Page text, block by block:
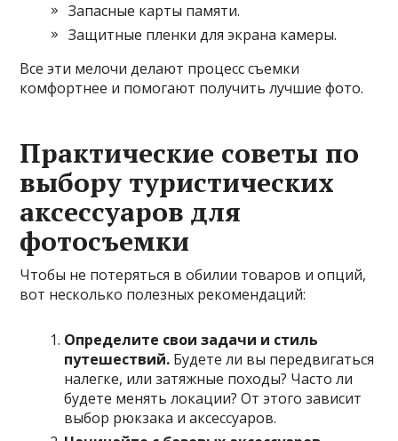
Запасные карты памяти.
Защитные пленки для экрана камеры.
Все эти мелочи делают процесс съемки
комфортнее и помогают получить лучшие фото.
Практические советы по
выбору туристических
аксессуаров для
фотосъемки
Чтобы не потеряться в обилии товаров и опций,
вот несколько полезных рекомендаций:
Определите свои задачи и стиль
путешествий. Будете ли вы передвигаться
налегке, или затяжные походы? Часто ли
будете менять локации? От этого зависит
выбор рюкзака и аксессуаров.